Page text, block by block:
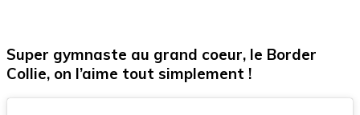
Super gymnaste au grand coeur, le Border
Collie, on l’aime tout simplement !